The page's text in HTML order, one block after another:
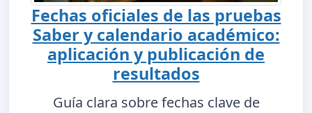
Fechas oficiales de las pruebas
Saber y calendario académico:
aplicación y publicación de
resultados
Guía clara sobre fechas clave de